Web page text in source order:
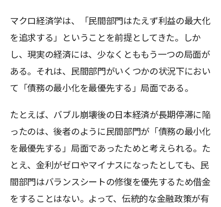
マクロ経済学は、「民間部門はたえず利益の最大化
を追求する」ということを前提としてきた。しか
し、現実の経済には、少なくとももう一つの局面が
ある。それは、民間部門がいくつかの状況下におい
て「債務の最小化を最優先する」局面である。
たとえば、バブル崩壊後の日本経済が長期停滞に陥
ったのは、後者のように民間部門が「債務の最小化
を最優先する」局面であったためと考えられる。た
とえ、金利がゼロやマイナスになったとしても、民
間部門はバランスシートの修復を優先するため借金
をすることはない。よって、伝統的な金融政策が有